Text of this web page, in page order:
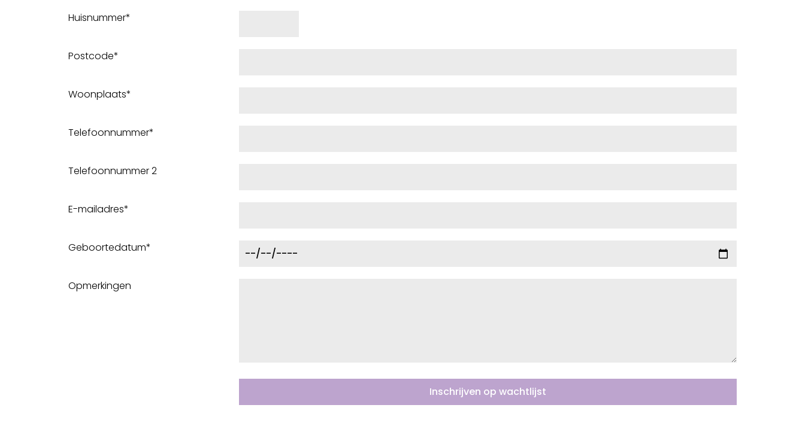
Huisnummer*
Postcode*
Woonplaats*
Telefoonnummer*
Telefoonnummer 2
E-mailadres*
Geboortedatum*
Opmerkingen